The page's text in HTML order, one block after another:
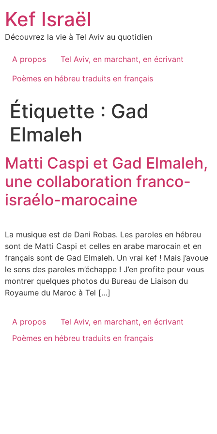
content
Kef Israël
Découvrez la vie à Tel Aviv au quotidien
A propos
Tel Aviv, en marchant, en écrivant
Poèmes en hébreu traduits en français
Étiquette : Gad
Elmaleh
Matti Caspi et Gad Elmaleh,
une collaboration franco-
israélo-marocaine
La musique est de Dani Robas. Les paroles en hébreu
sont de Matti Caspi et celles en arabe marocain et en
français sont de Gad Elmaleh. Un vrai kef ! Mais j’avoue
le sens des paroles m’échappe ! J’en profite pour vous
montrer quelques photos du Bureau de Liaison du
Royaume du Maroc à Tel […]
A propos
Tel Aviv, en marchant, en écrivant
Poèmes en hébreu traduits en français